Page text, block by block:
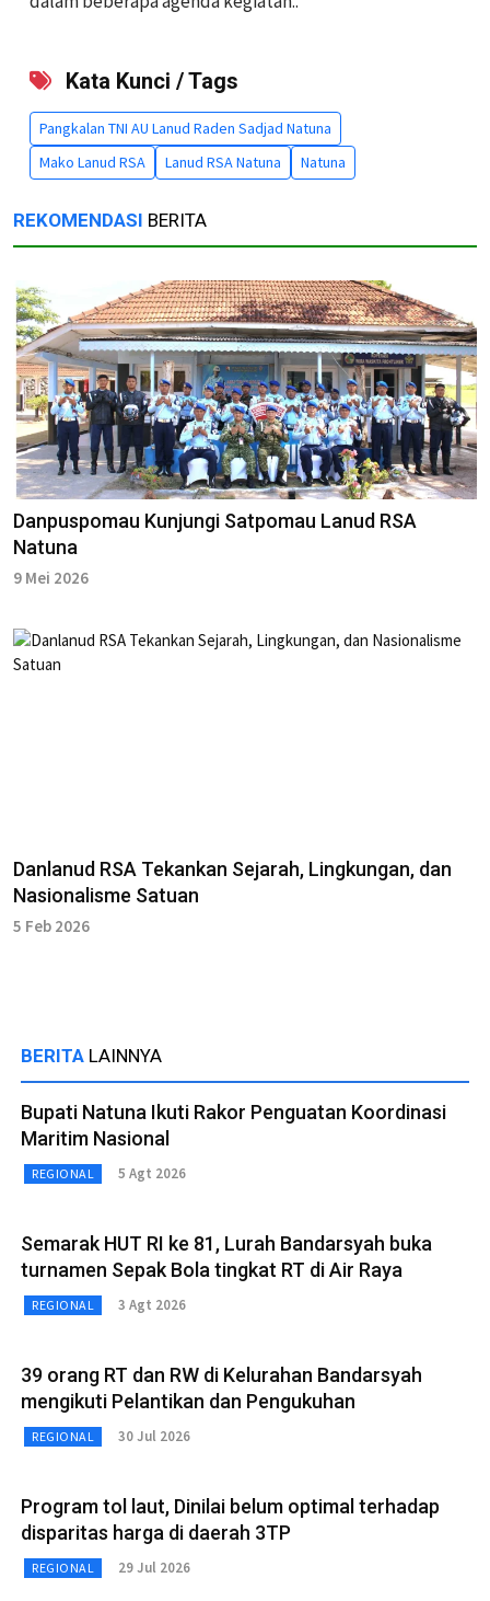
Kata Kunci / Tags
Pangkalan TNI AU Lanud Raden Sadjad Natuna
Mako Lanud RSA
Lanud RSA Natuna Natuna
REKOMENDASI BERITA
Danpuspomau Kunjungi Satpomau Lanud RSA
Natuna
9 Mei 2026
Danlanud RSA Tekankan Sejarah, Lingkungan, dan
Nasionalisme Satuan
5 Feb 2026
BERITA LAINNYA
Bupati Natuna Ikuti Rakor Penguatan Koordinasi
Maritim Nasional
REGIONAL 5 Agt 2026
Semarak HUT RI ke 81, Lurah Bandarsyah buka
turnamen Sepak Bola tingkat RT di Air Raya
REGIONAL 3 Agt 2026
39 orang RT dan RW di Kelurahan Bandarsyah
mengikuti Pelantikan dan Pengukuhan
REGIONAL 30 Jul 2026
Program tol laut, Dinilai belum optimal terhadap
disparitas harga di daerah 3TP
REGIONAL 29 Jul 2026